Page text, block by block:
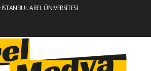
İSTANBUL AREL ÜNİVERSİTESİ